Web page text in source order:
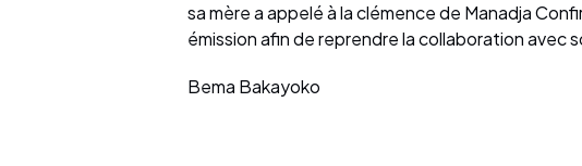
sa mère a appelé à la clémence de Manadja
émission afin de reprendre la collaboration avec
Bema Bakayoko